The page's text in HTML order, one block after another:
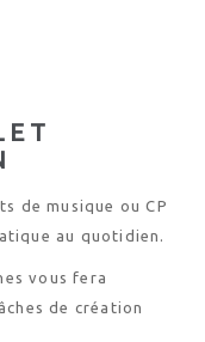
de musique ou CP
au quotidien.
vous fera
de création